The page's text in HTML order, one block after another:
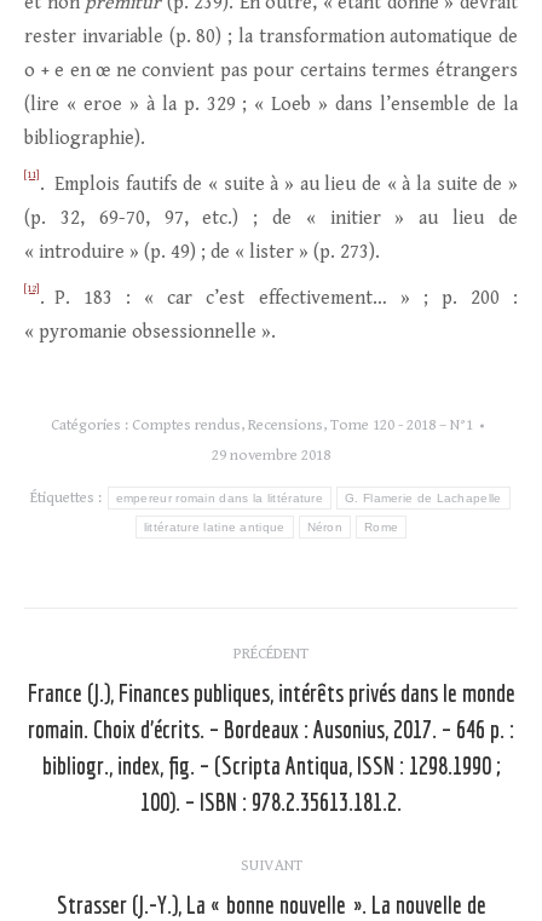
rester invariable (p. 80) ; la transformation automatique de
o + e en œ ne convient pas pour certains termes étrangers
(lire « eroe » à la p. 329 ; « Loeb » dans l’ensemble de la
bibliographie).
[11]. Emplois fautifs de « suite à » au lieu de « à la suite de »
(p. 32, 69-70, 97, etc.) ; de « initier » au lieu de
« introduire » (p. 49) ; de « lister » (p. 273).
[12]. P. 183 : « car c’est effectivement… » ; p. 200 :
« pyromanie obsessionnelle ».
Catégories : Comptes rendus, Recensions, Tome 120 - 2018 – N°1
29 novembre 2018
Étiquettes : empereur romain dans la littérature G. Flamerie de Lachapelle
littérature latine antique Néron Rome
article
PRÉCÉDENT
Article
précédent
:
France (J.), Finances publiques, intérêts privés dans le monde
romain. Choix d’écrits. – Bordeaux : Ausonius, 2017. – 646 p. :
bibliogr., index, fig. – (Scripta Antiqua, ISSN : 1298.1990 ;
100). – ISBN : 978.2.35613.181.2.
SUIVANT
Strasser (J.-Y.), La « bonne nouvelle ». La nouvelle de